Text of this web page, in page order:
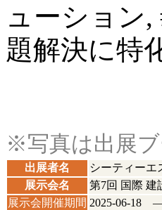
ューション
題解決に特
※写真は出展ブ
出展者名
シーティーエ
展示会名
第7回 国際 建
展示会開催期間 2025-06-18